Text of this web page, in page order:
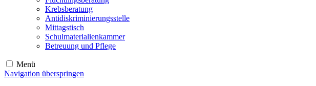
Krebsberatung
Antidiskriminierungsstelle
Mittagstisch
Schulmaterialienkammer
Betreuung und Pflege
Menü
Navigation überspringen